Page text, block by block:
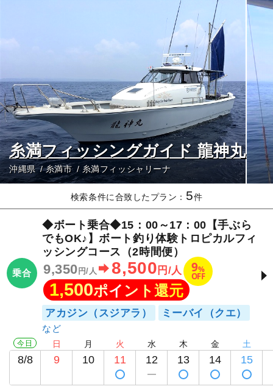
糸満フィッシングガイド 龍神丸
沖縄県 糸満市 糸満フィッシャリーナ
検索条件に合致したプラン： 5件
乗合
◆ボート乗合◆15：00～17：00【手ぶら
でもOK♪】ボート釣り体験トロピカルフィ
ッシングコース（2時間便）
9,350円/人 8,500 円/人 9%
OFF
1,500ポイント還元
アカジン（スジアラ） ミーバイ（クエ）
今日
8/8
日
9
月
10
火
11
水
12
木
13
金
14
土
15